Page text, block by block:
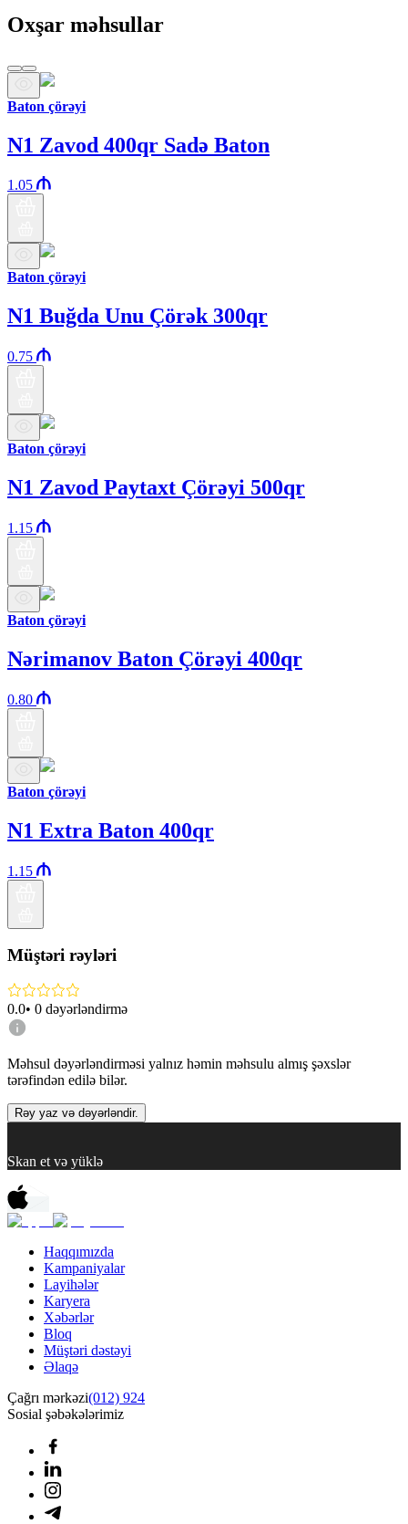
Oxşar məhsullar
Baton çörəyi
N1 Zavod 400qr Sadə Baton
1.05
Baton çörəyi
N1 Buğda Unu Çörək 300qr
0.75
Baton çörəyi
N1 Zavod Paytaxt Çörəyi 500qr
1.15
Baton çörəyi
Nərimanov Baton Çörəyi 400qr
0.80
Baton çörəyi
N1 Extra Baton 400qr
1.15
Müştəri rəyləri
0.0• 0 dəyərləndirmə
Məhsul dəyərləndirməsi yalnız həmin məhsulu almış şəxslər
tərəfindən edilə bilər.
Rəy yaz və dəyərləndir.
Skan et və yüklə
Haqqımızda
Kampaniyalar
Layihələr
Karyera
Xəbərlər
Bloq
Müştəri dəstəyi
Əlaqə
Çağrı mərkəzi(012) 924
Sosial şəbəkələrimiz